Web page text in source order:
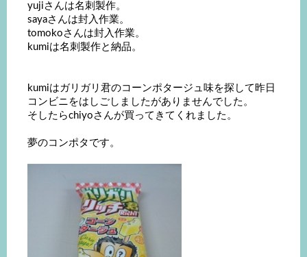
yujiさんは名刺製作。
sayaさんは封入作業。
tomokoさんは封入作業。
kumiは名刺製作と納品。
kumiはガリガリ君のコーンポタージュ味を探して昨日
コンビニをはしごしましたがありませんでした。
そしたらchiyoさんが買ってきてくれました。
夢のコンポタです。